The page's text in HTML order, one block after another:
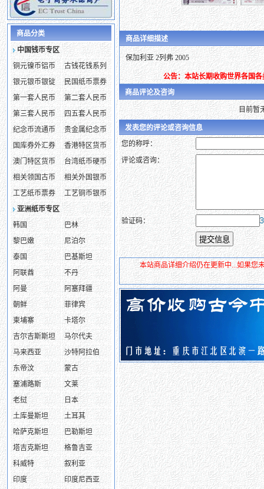
商品分类
中国钱币专区
铜元镍币铝币
古钱花钱系列
银元银币银锭
民国纸币票券
第一套人民币
第二套人民币
第三套人民币
四五套人民币
纪念币流通币
贵金属纪念币
国库券外汇券
香港特区货币
澳门特区货币
台湾纸币硬币
相关领国古币
相关外国银币
工艺纸币票券
工艺铜币银币
亚洲纸币专区
韩国
巴林
黎巴嫩
尼泊尔
泰国
巴基斯坦
阿联酋
不丹
阿曼
阿塞拜疆
朝鲜
菲律宾
柬埔寨
卡塔尔
吉尔吉斯斯坦
马尔代夫
马来西亚
沙特阿拉伯
东帝汶
蒙古
塞浦路斯
文莱
老挝
日本
土库曼斯坦
土耳其
哈萨克斯坦
巴勒斯坦
塔吉克斯坦
格鲁吉亚
科威特
叙利亚
印度
印度尼西亚
商品详细描述
保加利亚 2列弗 2005
公告：本站长期收购世界各国
商品评论及咨询
目前暂
发表您的评论或咨询信息
您的称呼：
评论或咨询：
验证码：
本站商品详细介绍仍在更新中...如果您